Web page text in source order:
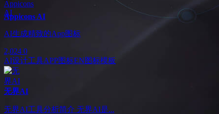
Appicons AI
AI生成精致的App图标
2,024 0
AI设计工具APP图标EN图标模板
无界AI
无界AI工具分析简介 无界AI是...